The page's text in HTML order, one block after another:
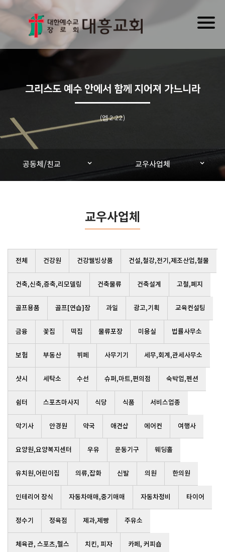
그리스도 예수 안에서 함께 지어져 가느니라
(엡 2:22)
공동체/친교 교우사업체
교우사업체
전체 건강원 건강웰빙상품 건설,철강,전기,제조산업,철물
건축,신축,증축,리모델링 건축물류 건축설계 고철,폐지
골프용품 골프[연습]장 과일 광고,기획 교육컨설팅
금융 꽃집 떡집 물류포장 미용실 법률사무소
보험 부동산 뷔페 사무기기 세무,회계,관세사무소
샷시 세탁소 수선 슈퍼,마트,편의점 숙박업,펜션
쉼터 스포츠마사지 식당 식품 서비스업종
악기사 안경원 약국 애견샵 에어컨 여행사
요양원,요양복지센터 우유 운동기구 웨딩홀
유치원,어린이집 의류,잡화 신발 의원 한의원
인테리어 장식 자동차매매,중기매매 자동차정비 타이어
정수기 정육점 제과,제빵 주유소
체육관, 스포츠,헬스 치킨, 피자 카페, 커피숍